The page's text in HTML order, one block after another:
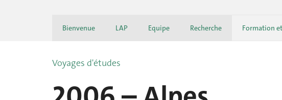
Bienvenue LAP Equipe Recherche Formation
Voyages d'études